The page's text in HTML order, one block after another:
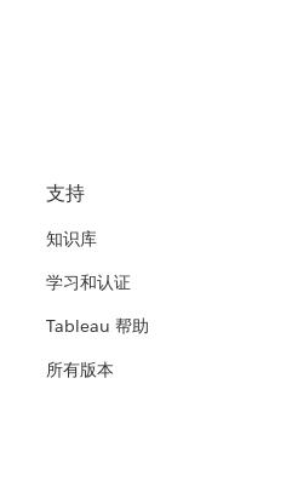
支持
知识库
学习和认证
Tableau 帮助
所有版本